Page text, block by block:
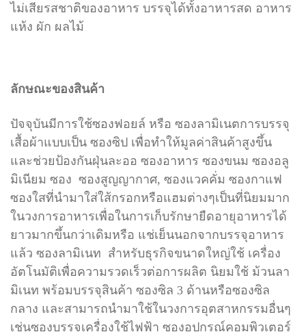
ไม่เสียรสชาติของอาหาร บรรจุได้ทั้งอาหารสด อาหาร
แห้ง ผัก ผลไม้
ลักษณะของสินค้า
ปัจจุบันมีการใช้ซองฟอยล์ หรือ ซองลามิเนตการบรรจุ
เสื้อผ้าแบบเป็น ซองซิป เพื่อทำให้มูลค่าสินค้าสูงขึ้น
และช่วยป้องกันฝุ่นละออ ซองอาหาร ซองขนม ซองอลู
มิเนียม ซอง ซองสูญญากาศ, ซองแวคคั่ม ซองกาแฟ
ซองใสที่นำมาใส่ใส้กรอกหรือแฮมต่างๆเป็นที่นิยมมาก
ในวงการอาหารเพื่อในการเก็บรักษายืดอายุอาหารได้
ยาวมากขึ้นกว่าเดิมหรือ แช่เย็นนอกจากบรรจุอาหาร
แล้ว ซองลามิเนท สำหรับธุรกิจขนาดใหญ่ใช้ เครื่อง
อัตโนมัติเพื่อความรวดเร็วต่อการผลิต นิยมใช้ ม้วนลา
มิเนท พร้อมบรรจุสินค้า ซองซิล 3 ด้านหรือซองซิล
กลาง และสามารถนำมาใช้ในวงการอุตสาหกรรมอื่นๆ
เช่นซองบรรจุเครื่องใช้ไฟฟ้า ซองอุปกรณ์คอมพิวเตอร์